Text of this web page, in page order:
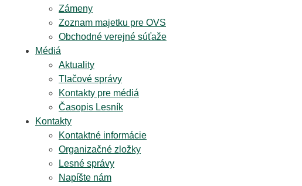
Zámeny
Zoznam majetku pre OVS
Obchodné verejné súťaže
Médiá
Aktuality
Tlačové správy
Kontakty pre médiá
Časopis Lesník
Kontakty
Kontaktné informácie
Organizačné zložky
Lesné správy
Napíšte nám